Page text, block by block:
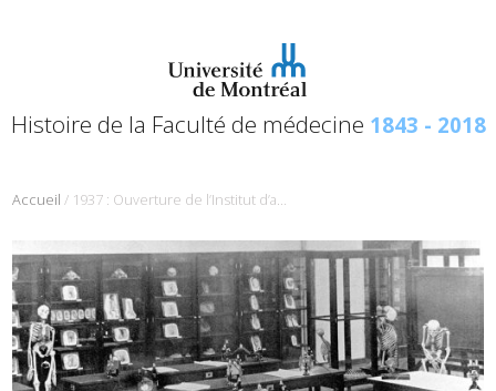
Histoire de la Faculté de médecine 1843 - 2018
Accueil / 1937 : Ouverture de l’Institut d’anatomie pathologique de Montréal